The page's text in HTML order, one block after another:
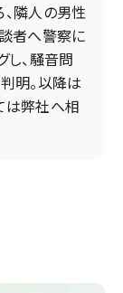
隣人の男性
者へ警察に
し、騒音問
明。以降は
は弊社へ相